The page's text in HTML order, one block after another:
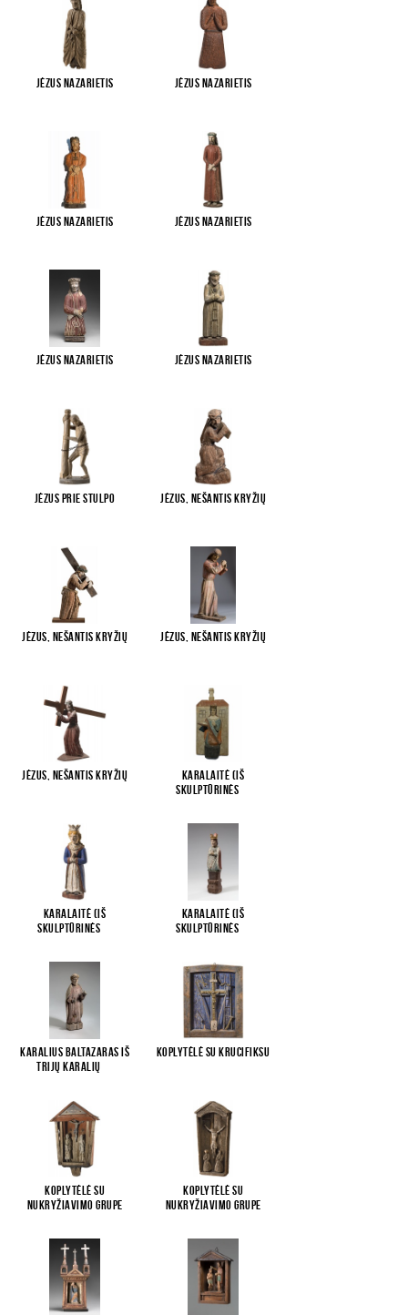
Jėzus Nazarietis Jėzus Nazarietis
Jėzus Nazarietis Jėzus Nazarietis
Jėzus Nazarietis Jėzus Nazarietis
Jėzus prie stulpo Jėzus, nešantis kryžių
Jėzus, nešantis kryžių Jėzus, nešantis kryžių
Jėzus, nešantis kryžių
Karalaitė (iš
skulptūrinės
Karalaitė (iš
skulptūrinės
Karalaitė (iš
skulptūrinės
Karalius Baltazaras iš
Trijų karalių
Koplytėlė su krucifiksu
Koplytėlė su
Nukryžiavimo grupe
Koplytėlė su
Nukryžiavimo grupe